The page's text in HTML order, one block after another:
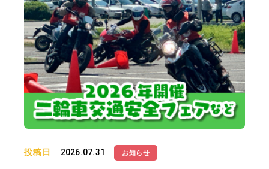
投稿日 2026.07.31 お知らせ